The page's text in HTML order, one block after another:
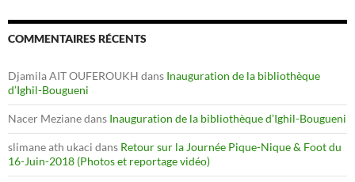
COMMENTAIRES RÉCENTS
Djamila AIT OUFEROUKH dans Inauguration de la bibliothèque
d’Ighil-Bougueni
Nacer Mezianedans Inauguration de la bibliothèque d’Ighil-Bougueni
slimane ath ukaci dans Retour sur la Journée Pique-Nique & Foot du
16-Juin-2018 (Photos et reportage vidéo)